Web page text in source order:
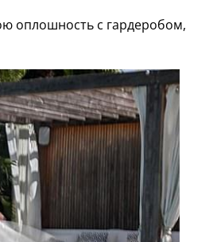
оплошность с гардеробом,